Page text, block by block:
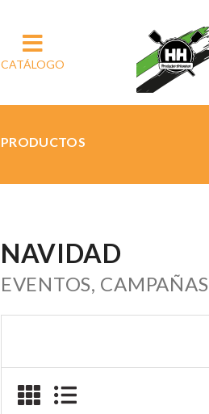
CATÁLOGO
PRODUCTOS
NAVIDAD
EVENTOS, CAMPAÑAS